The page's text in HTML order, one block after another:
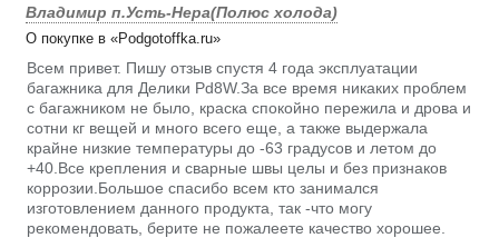
Владимир п.Усть-Нера(Полюс холода)
О покупке в «Podgotoffka.ru»
Всем привет. Пишу отзыв спустя 4 года эксплуатации
багажника для Делики Pd8W.За все время никаких проблем
с багажником не было, краска спокойно пережила и дрова и
сотни кг вещей и много всего еще, а также выдержала
крайне низкие температуры до -63 градусов и летом до
+40.Все крепления и сварные швы целы и без признаков
коррозии.Большое спасибо всем кто занимался
изготовлением данного продукта, так -что могу
рекомендовать, берите не пожалеете качество хорошее.